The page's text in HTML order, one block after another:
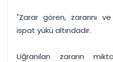
"Zarar gören, zararını
ispat yükü altındadır.
Uğranılan zararın